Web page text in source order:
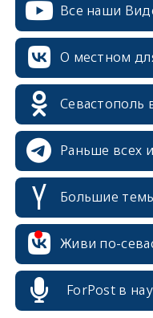
Все наши
О местном
Севастополь
Раньше всех
Большие
Живи по-
ForPost в